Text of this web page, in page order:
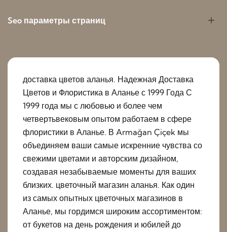
Seo параметры страниц
доставка цветов аланья. Надежная Доставка
Цветов и Флористика в Аланье с 1999 Года С
1999 года мы с любовью и более чем
четвертьвековым опытом работаем в сфере
флористики в Аланье. В Armağan Çiçek мы
объединяем ваши самые искренние чувства со
свежими цветами и авторским дизайном,
создавая незабываемые моменты для ваших
близких. цветочный магазин аланья. Как один
из самых опытных цветочных магазинов в
Аланье, мы гордимся широким ассортиментом:
от букетов на день рождения и юбилей до